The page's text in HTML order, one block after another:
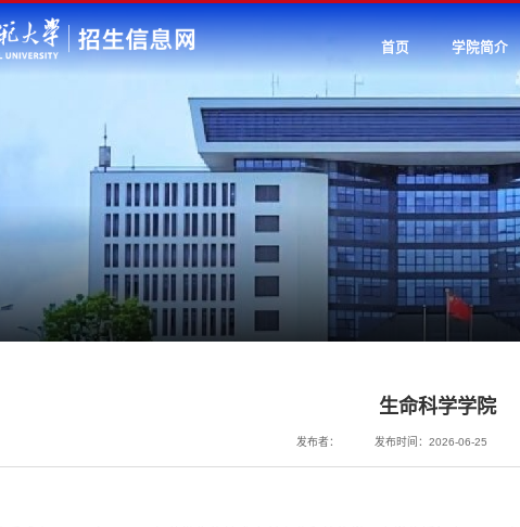
首页 学院简介
生命科学学院
发布者： 发布时间：2026-06-25